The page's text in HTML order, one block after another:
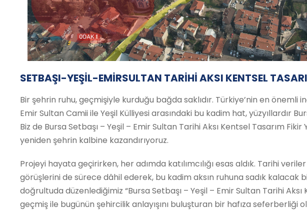
SETBAŞI-YEŞİL-EMİRSULTAN TARİHİ AKSI KENTSEL
Bir şehrin ruhu, geçmişiyle kurduğu bağda saklıdır. Türkiye’nin en
Emir Sultan Camii ile Yeşil Külliyesi arasındaki bu kadim hat, yüzyıllardır
Biz de Bursa Setbaşı – Yeşil – Emir Sultan Tarihi Aksı Kentsel Tasarım Fikir
yeniden şehrin kalbine kazandırıyoruz.
Projeyi hayata geçirirken, her adımda katılımcılığı esas aldık. Tarihi
görüşlerini de sürece dâhil ederek, bu kadim aksın ruhuna sadık kalacak
doğrultuda düzenlediğimiz “Bursa Setbaşı – Yeşil – Emir Sultan Tarihi Aksı
geçmiş ile bugünün şehircilik anlayışını buluşturan bir hafıza seferberliği